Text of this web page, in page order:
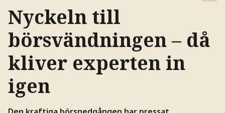
Nyckeln till
börsvändningen – då
kliver experten in
igen